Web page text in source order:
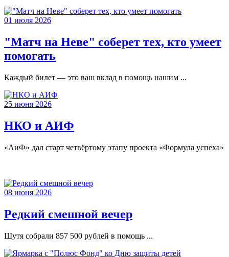
01 июля 2026
"Матч на Неве" соберет тех, кто умеет
помогать
Каждый билет — это ваш вклад в помощь нашим ...
25 июня 2026
НКО и АИФ
«АиФ» дал старт четвёртому этапу проекта «Формула успеха»
08 июня 2026
Редкий смешной вечер
Шутя собрали 857 500 рублей в помощь ...